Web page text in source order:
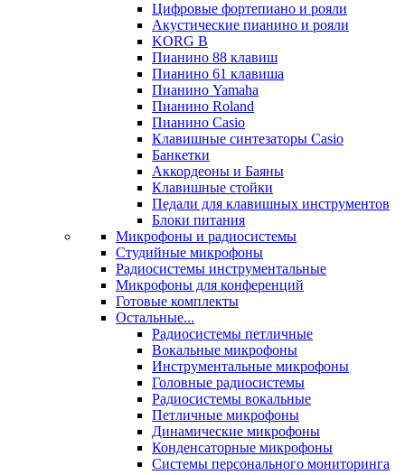
Цифровые фортепиано и рояли
Акустические пианино и рояли
KORG B
Пианино 88 клавиш
Пианино 61 клавиша
Пианино Yamaha
Пианино Roland
Пианино Casio
Клавишные синтезаторы Casio
Банкетки
Аккордеоны и Баяны
Клавишные стойки
Педали для клавишных инструментов
Блоки питания
Микрофоны и радиосистемы
Студийные микрофоны
Радиосистемы инструментальные
Микрофоны для конференций
Готовые комплекты
Остальные...
Радиосистемы петличные
Вокальные микрофоны
Инструментальные микрофоны
Головные радиосистемы
Радиосистемы вокальные
Петличные микрофоны
Динамические микрофоны
Конденсаторные микрофоны
Системы персонального мониторинга